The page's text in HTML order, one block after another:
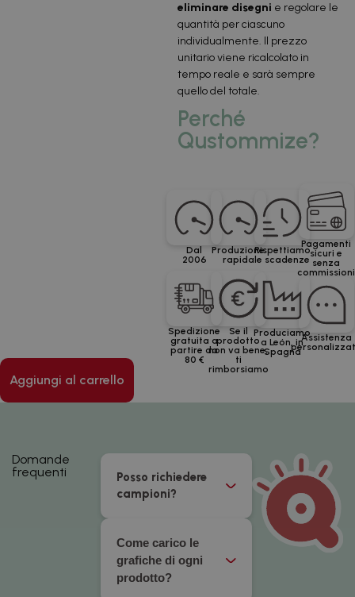
eliminare disegni e regolare le
quantità per ciascuno
individualmente. Il prezzo
unitario viene ricalcolato in
tempo reale e sarà sempre
quello del totale.
Perché
Qustommize?
Dal
2006
Produzione
rapida
Rispettiamo
le scadenze
Pagamenti
sicuri e
senza
commissioni
Spedizione
gratuita a
partire da
80 €
Se il
prodotto
non va bene,
ti
rimborsiamo
Produciamo
a León, in
Spagna
Assistenza
Aggiungi al carrello
Domande
frequenti
Posso richiedere
campioni?
Come carico le
grafiche di ogni
prodotto?